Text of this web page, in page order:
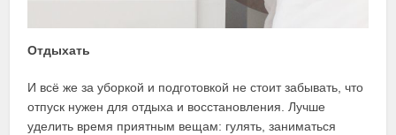
Отдыхать
И всё же за уборкой и подготовкой не стоит забывать, что
отпуск нужен для отдыха и восстановления. Лучше
уделить время приятным вещам: гулять, заниматься